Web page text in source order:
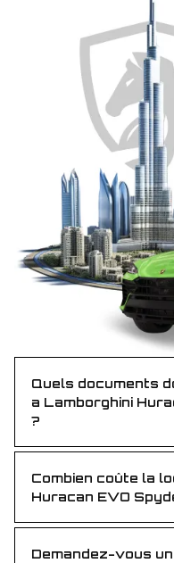
Quels documents
a Lamborghini
?
Emirates ID — simple
Combien coûte la
Huracan EVO
tarif compétitif, pour
abordable alliant
Demandez-vous